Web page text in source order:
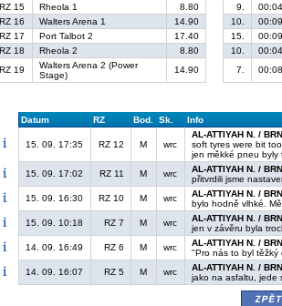
RZ 15
Rheola 1 8.80 9.
RZ 16
Walters Arena 1 14.90 10.
RZ 17
Port Talbot 2 17.40 15.
RZ 18
Rheola 2 8.80 10.
RZ 19
Walters Arena 2 (Power
Stage)
14.90 7.
Datum RZ Bod. Sk. Info
15. 09. 17:35 RZ 12 M wrc
AL-ATTIYAH N. /
soft tyres were bit
jen měkké pneu byly
15. 09. 17:02
RZ 11 M wrc
AL-ATTIYAH N. /
přitvrdili jsme
15. 09. 16:30
RZ 10 M wrc
AL-ATTIYAH N. /
bylo hodně vlhké.
15. 09. 10:18
RZ 7 M wrc
AL-ATTIYAH N. /
jen v závěru byla
14. 09. 16:49
RZ 6 M wrc
AL-ATTIYAH N. /
"Pro nás to byl těžký
14. 09. 16:07
RZ 5 M wrc
AL-ATTIYAH N. /
jako na asfaltu, jede